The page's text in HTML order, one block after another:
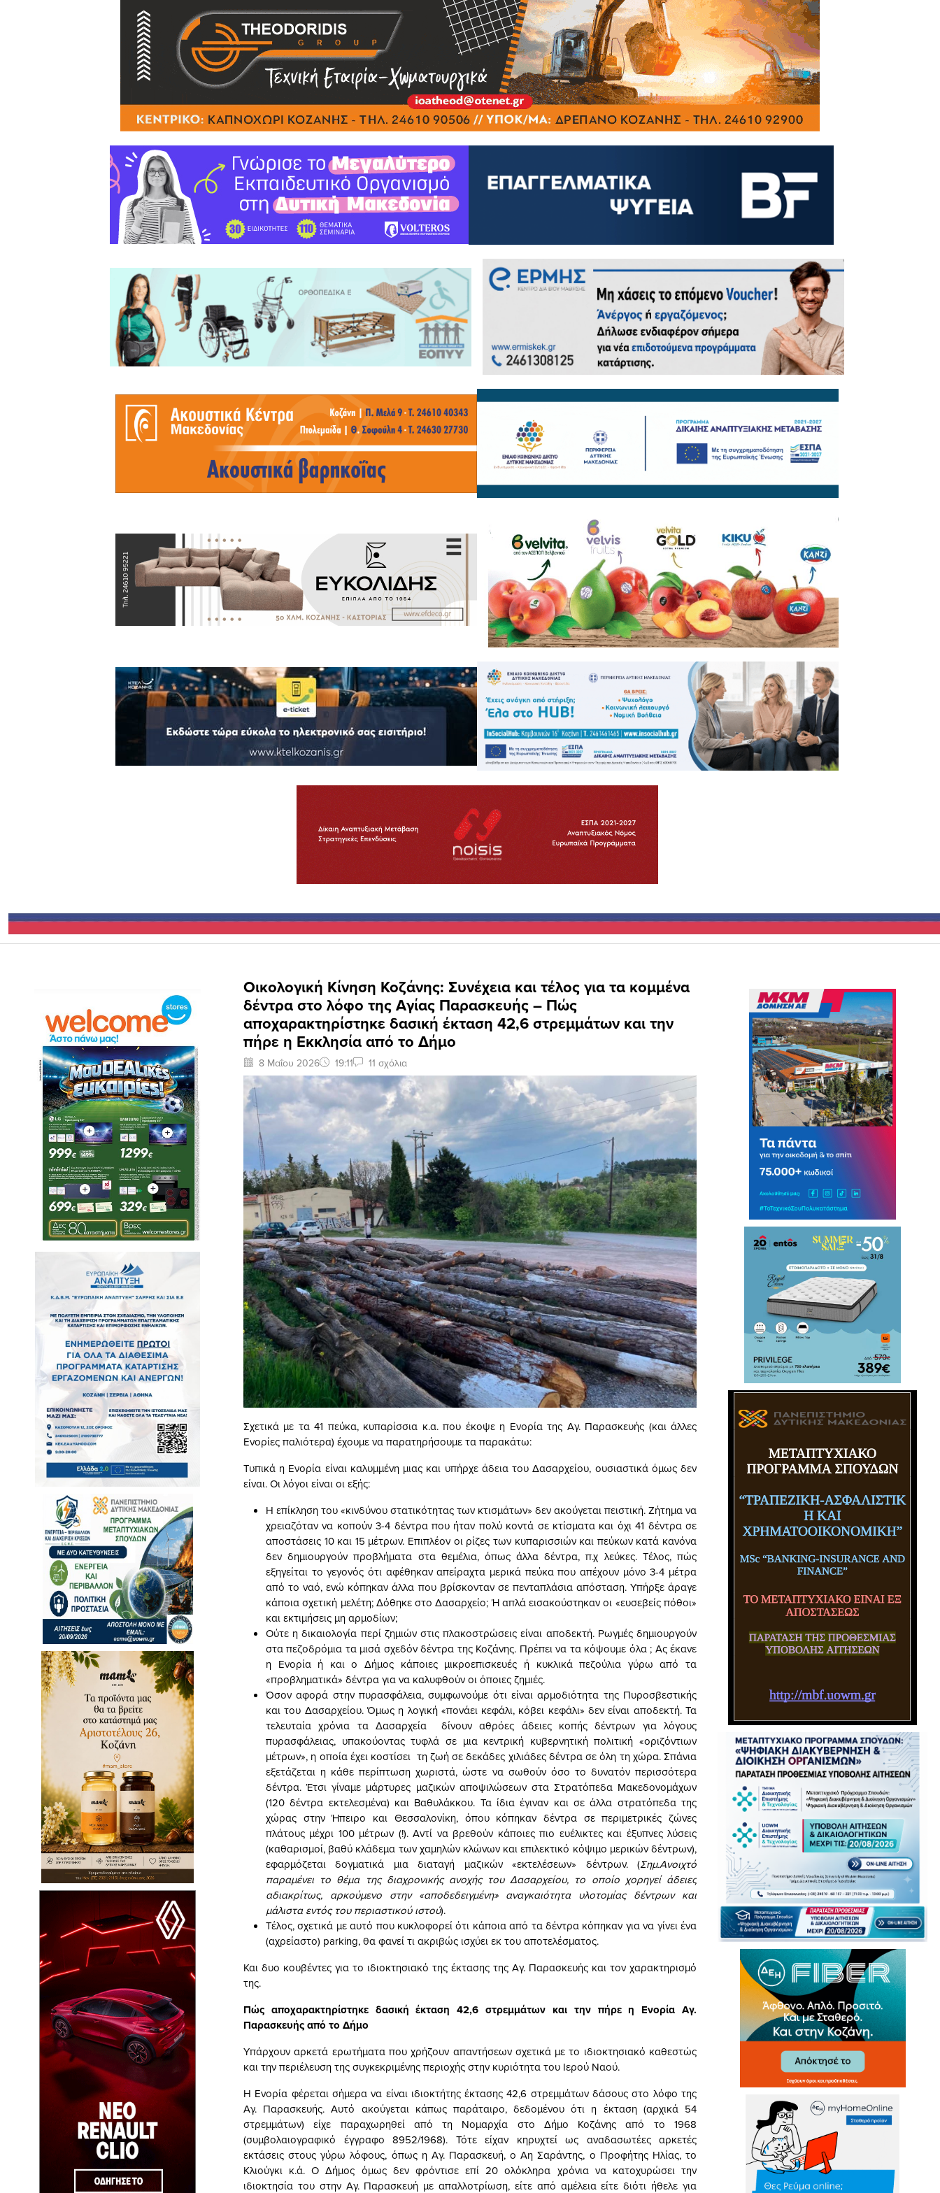
Οικολογική Κίνηση Κοζάνης: Συνέχεια και τέλος για τα κομμένα
δέντρα στο λόφο της Αγίας Παρασκευής – Πώς
αποχαρακτηρίστηκε δασική έκταση 42,6 στρεμμάτων και την
πήρε η Εκκλησία από το Δήμο
8 Μαΐου 2026 19:11 11 σχόλια
Σχετικά με τα 41 πεύκα, κυπαρίσσια κ.α. που έκοψε η Ενορία της Αγ. Παρασκευής (και άλλες
Ενορίες παλιότερα) έχουμε να παρατηρήσουμε τα παρακάτω:
Τυπικά η Ενορία είναι καλυμμένη μιας και υπήρχε άδεια του Δασαρχείου, ουσιαστικά όμως δεν
είναι. Οι λόγοι είναι οι εξής:
Η επίκληση του «κινδύνου στατικότητας των κτισμάτων» δεν ακούγεται πειστική. Ζήτημα να
χρειαζόταν να κοπούν 3-4 δέντρα που ήταν πολύ κοντά σε κτίσματα και όχι 41 δέντρα σε
αποστάσεις 10 και 15 μέτρων. Επιπλέον οι ρίζες των κυπαρισσιών και πεύκων κατά κανόνα
δεν δημιουργούν προβλήματα στα θεμέλια, όπως άλλα δέντρα, π.χ λεύκες. Τέλος, πώς
εξηγείται το γεγονός ότι αφέθηκαν απείραχτα μερικά πεύκα που απέχουν μόνο 3-4 μέτρα
από το ναό, ενώ κόπηκαν άλλα που βρίσκονταν σε πενταπλάσια απόσταση. Υπήρξε άραγε
κάποια σχετική μελέτη; Δόθηκε στο Δασαρχείο; Ή απλά εισακούστηκαν οι «ευσεβείς πόθοι»
και εκτιμήσεις μη αρμοδίων;
Ούτε η δικαιολογία περί ζημιών στις πλακοστρώσεις είναι αποδεκτή. Ρωγμές δημιουργούν
στα πεζοδρόμια τα μισά σχεδόν δέντρα της Κοζάνης. Πρέπει να τα κόψουμε όλα ; Ας έκανε
η Ενορία ή και ο Δήμος κάποιες μικροεπισκευές ή κυκλικά πεζούλια γύρω από τα
«προβληματικά» δέντρα για να καλυφθούν οι όποιες ζημιές.
Όσον αφορά στην πυρασφάλεια, συμφωνούμε ότι είναι αρμοδιότητα της Πυροσβεστικής
και του Δασαρχείου. Όμως η λογική «πονάει κεφάλι, κόβει κεφάλι» δεν είναι αποδεκτή. Τα
τελευταία χρόνια τα Δασαρχεία δίνουν αθρόες άδειες κοπής δέντρων για λόγους
πυρασφάλειας, υπακούοντας τυφλά σε μια κεντρική κυβερνητική πολιτική «οριζόντιων
μέτρων», η οποία έχει κοστίσει τη ζωή σε δεκάδες χιλιάδες δέντρα σε όλη τη χώρα. Σπάνια
εξετάζεται η κάθε περίπτωση χωριστά, ώστε να σωθούν όσο το δυνατόν περισσότερα
δέντρα. Έτσι γίναμε μάρτυρες μαζικών αποψιλώσεων στα Στρατόπεδα Μακεδονομάχων
(120 δέντρα εκτελεσμένα) και Βαθυλάκκου. Τα ίδια έγιναν και σε άλλα στρατόπεδα της
χώρας στην Ήπειρο και Θεσσαλονίκη, όπου κόπηκαν δέντρα σε περιμετρικές ζώνες
πλάτους μέχρι 100 μέτρων (!). Αντί να βρεθούν κάποιες πιο ευέλικτες και έξυπνες λύσεις
(καθαρισμοί, βαθύ κλάδεμα των χαμηλών κλώνων και επιλεκτικό κόψιμο μερικών δέντρων),
εφαρμόζεται δογματικά μια διαταγή μαζικών «εκτελέσεων» δέντρων. (Σημ.Ανοιχτό
παραμένει το θέμα της διαχρονικής ανοχής του Δασαρχείου, το οποίο χορηγεί άδειες
αδιακρίτως, αρκούμενο στην «αποδεδειγμένη» αναγκαιότητα υλοτομίας δέντρων και
μάλιστα εντός του περιαστικού ιστού).
Τέλος, σχετικά με αυτό που κυκλοφορεί ότι κάποια από τα δέντρα κόπηκαν για να γίνει ένα
(αχρείαστο) parking, θα φανεί τι ακριβώς ισχύει εκ του αποτελέσματος.
Και δυο κουβέντες για το ιδιοκτησιακό της έκτασης της Αγ. Παρασκευής και τον χαρακτηρισμό
της.
Πώς αποχαρακτηρίστηκε δασική έκταση 42,6 στρεμμάτων και την πήρε η Ενορία Αγ.
Παρασκευής από το Δήμο
Υπάρχουν αρκετά ερωτήματα που χρήζουν απαντήσεων σχετικά με το ιδιοκτησιακό καθεστώς
και την περιέλευση της συγκεκριμένης περιοχής στην κυριότητα του Ιερού Ναού.
Η Ενορία φέρεται σήμερα να είναι ιδιοκτήτης έκτασης 42,6 στρεμμάτων δάσους στο λόφο της
Αγ. Παρασκευής. Αυτό ακούγεται κάπως παράταιρο, δεδομένου ότι η έκταση (αρχικά 54
στρεμμάτων) είχε παραχωρηθεί από τη Νομαρχία στο Δήμο Κοζάνης από το 1968
(συμβολαιογραφικό έγγραφο 8952/1968). Τότε είχαν κηρυχτεί ως αναδασωτέες αρκετές
εκτάσεις στους γύρω λόφους, όπως η Αγ. Παρασκευή, ο Αη Σαράντης, ο Προφήτης Ηλίας, το
Κλιούγκι κ.ά. O Δήμος όμως δεν φρόντισε επί 20 ολόκληρα χρόνια να κατοχυρώσει την
ιδιοκτησία του στην Αγ. Παρασκευή με απαλλοτρίωση, είτε από αμέλεια είτε διότι ήθελε για